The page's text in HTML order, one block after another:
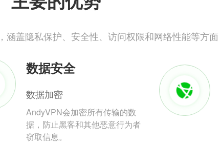
涵盖隐私保护、安全性、访问权限和网络性能等方面
数据安全
数据加密
AndyVPN会加密所有传输的数
据，防止黑客和其他恶意行为者
窃取信息。